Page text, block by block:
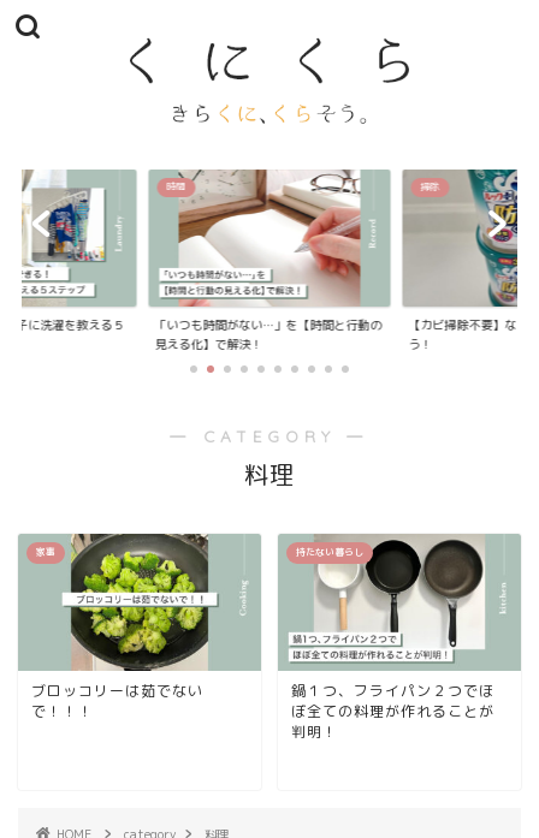
子に洗濯を教える５
時間
「いつも時間がない…」を【時間と行動の
見える化】で解決！
掃除
【カビ掃除不要】なお
う！
― CATEGORY ―
料理
家事
ブロッコリーは茹でない
で！！！
持たない暮らし
鍋１つ、フライパン２つでほ
ぼ全ての料理が作れることが
判明！